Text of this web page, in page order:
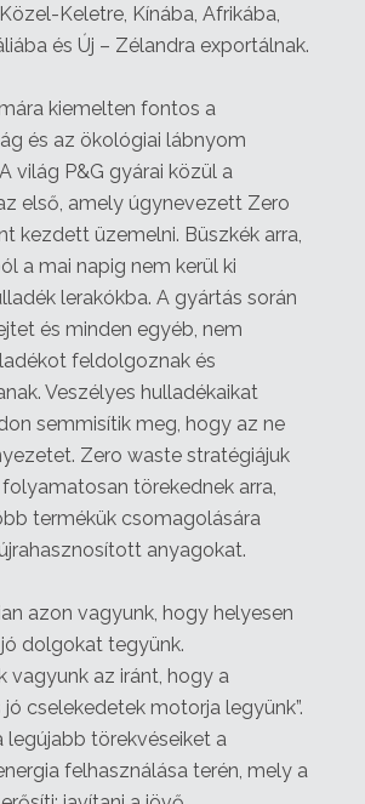
Keletre, Kínába, Afrikába,
és Új – Zélandra exportálnak.
kiemelten fontos a
és az ökológiai lábnyom
világ P&G gyárai közül a
első, amely úgynevezett Zero
kezdett üzemelni. Büszkék arra,
a mai napig nem kerül ki
lerakókba. A gyártás során
és minden egyéb, nem
feldolgoznak és
Veszélyes hulladékaikat
semmisítik meg, hogy az ne
Zero waste stratégiájuk
törekednek arra,
termékük csomagolására
anyagokat.
azon vagyunk, hogy helyesen
dolgokat tegyünk.
vagyunk az iránt, hogy a
cselekedetek motorja legyünk”.
legújabb törekvéseiket a
felhasználása terén, mely a